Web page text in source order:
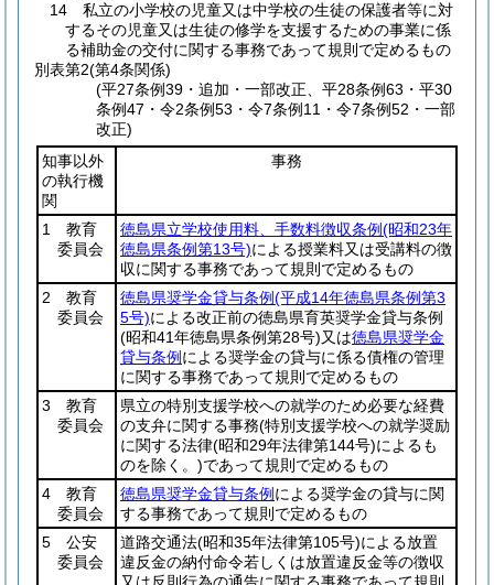
14 私立の小学校の児童又は中学校の生徒の保護者等に対
するその児童又は生徒の修学を支援するための事業に係
る補助金の交付に関する事務であって規則で定めるもの
別表第2(第4条関係)
(平27条例39・追加・一部改正、平28条例63・平30
条例47・令2条例53・令7条例11・令7条例52・一部
改正)
知事以外
の執行機
関
事務
1 教育
委員会
徳島県立学校使用料、手数料徴収条例(昭和23年
徳島県条例第13号)による授業料又は受講料の徴
収に関する事務であって規則で定めるもの
2 教育
委員会
徳島県奨学金貸与条例(平成14年徳島県条例第3
5号)による改正前の徳島県育英奨学金貸与条例
(昭和41年徳島県条例第28号)又は徳島県奨学金
貸与条例 による奨学金の貸与に係る債権の管理
に関する事務であって規則で定めるもの
3 教育
委員会
県立の特別支援学校への就学のため必要な経費
の支弁に関する事務(特別支援学校への就学奨励
に関する法律(昭和29年法律第144号)によるも
のを除く。)であって規則で定めるもの
4 教育
委員会
徳島県奨学金貸与条例 による奨学金の貸与に関
する事務であって規則で定めるもの
5 公安
委員会
道路交通法(昭和35年法律第105号)による放置
違反金の納付命令若しくは放置違反金等の徴収